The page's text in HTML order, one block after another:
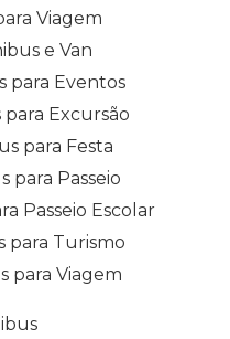
Viagem
e Van
para Eventos
Excursão
para Festa
para Passeio
Passeio Escolar
para Turismo
para Viagem